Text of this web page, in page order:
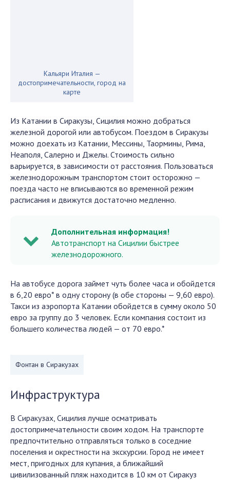
Кальяри Италия —
достопримечательности, город на
карте
Из Катании в Сиракузы, Сицилия можно добраться
железной дорогой или автобусом. Поездом в Сиракузы
можно доехать из Катании, Мессины, Таормины, Рима,
Неаполя, Салерно и Джелы. Стоимость сильно
варьируется, в зависимости от расстояния. Пользоваться
железнодорожным транспортом стоит осторожно —
поезда часто не вписываются во временной режим
расписания и движутся достаточно медленно.
Дополнительная информация!
Автотранспорт на Сицилии быстрее
железнодорожного.
На автобусе дорога займет чуть более часа и обойдется
в 6,20 евро* в одну сторону (в обе стороны — 9,60 евро).
Такси из аэропорта Катании обойдется в сумму около 50
евро за группу до 3 человек. Если компания состоит из
большего количества людей — от 70 евро.*
Фонтан в Сиракузах
Инфраструктура
В Сиракузах, Сицилия лучше осматривать
достопримечательности своим ходом. На транспорте
предпочтительно отправляться только в соседние
поселения и окрестности на экскурсии. Город не имеет
мест, пригодных для купания, а ближайший
цивилизованный пляж находится в 10 км от Сиракуз